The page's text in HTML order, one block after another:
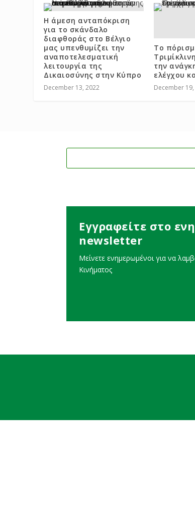
Η άμεση ανταπόκριση
για το σκάνδαλο
διαφθοράς στο Βέλγιο
μας υπενθυμίζει την
αναποτελεσματική
λειτουργία της
Δικαιοσύνης στην Κύπρο
December 13, 2022
Το
την
ελέγχου
December
Εγγραφείτε στο
newsletter
Μείνετε ενημερωμένοι για να
Κινήματος